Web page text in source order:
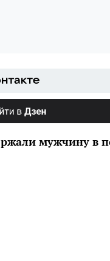
мужчину в